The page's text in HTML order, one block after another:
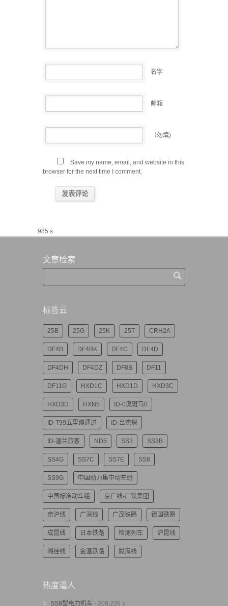
名字
邮箱
（勿填)
Save my name, email, and website in this
browser for the next time I comment.
985 s
文章检索
标签云
25B 25G 25K 25T CRH2A
DF4B DF4BK DF4C DF4D
DF4DH DF4DZ DF8B DF11
DF11G HXD1C HXD1D HXD3C
HXD3D HXN5 ID-0奥斑马0
ID-T99五里蹲通过 ID-吕杰琛
ID-温兰旅客 ND5 SS3 SS3B
SS4G SS7C SS7E SS8
SS9G 中国动力集中动车组
中国标准动车组 京广线-广铁集团
京沪线 广深线 广茂铁路 德国铁路
成昆线 日本铁路 检测列车 沪昆线
湘桂线 金温铁路 陇海线
热度逼人
SS8型电力机车 - 209,205 s